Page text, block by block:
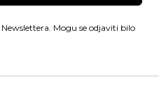
Mogu se odjaviti bilo